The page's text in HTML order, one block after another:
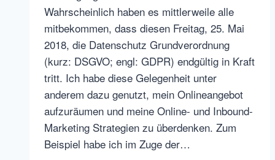
Wahrscheinlich haben es mittlerweile alle
mitbekommen, dass diesen Freitag, 25. Mai
2018, die Datenschutz Grundverordnung
(kurz: DSGVO; engl: GDPR) endgültig in Kraft
tritt. Ich habe diese Gelegenheit unter
anderem dazu genutzt, mein Onlineangebot
aufzuräumen und meine Online- und Inbound-
Marketing Strategien zu überdenken. Zum
Beispiel habe ich im Zuge der…